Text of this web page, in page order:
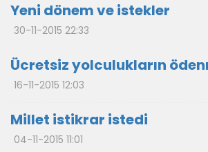
Yeni dönem ve istekler
30-11-2015 22:33
Ücretsiz yolculukların
16-11-2015 12:03
Millet istikrar istedi
04-11-2015 11:01